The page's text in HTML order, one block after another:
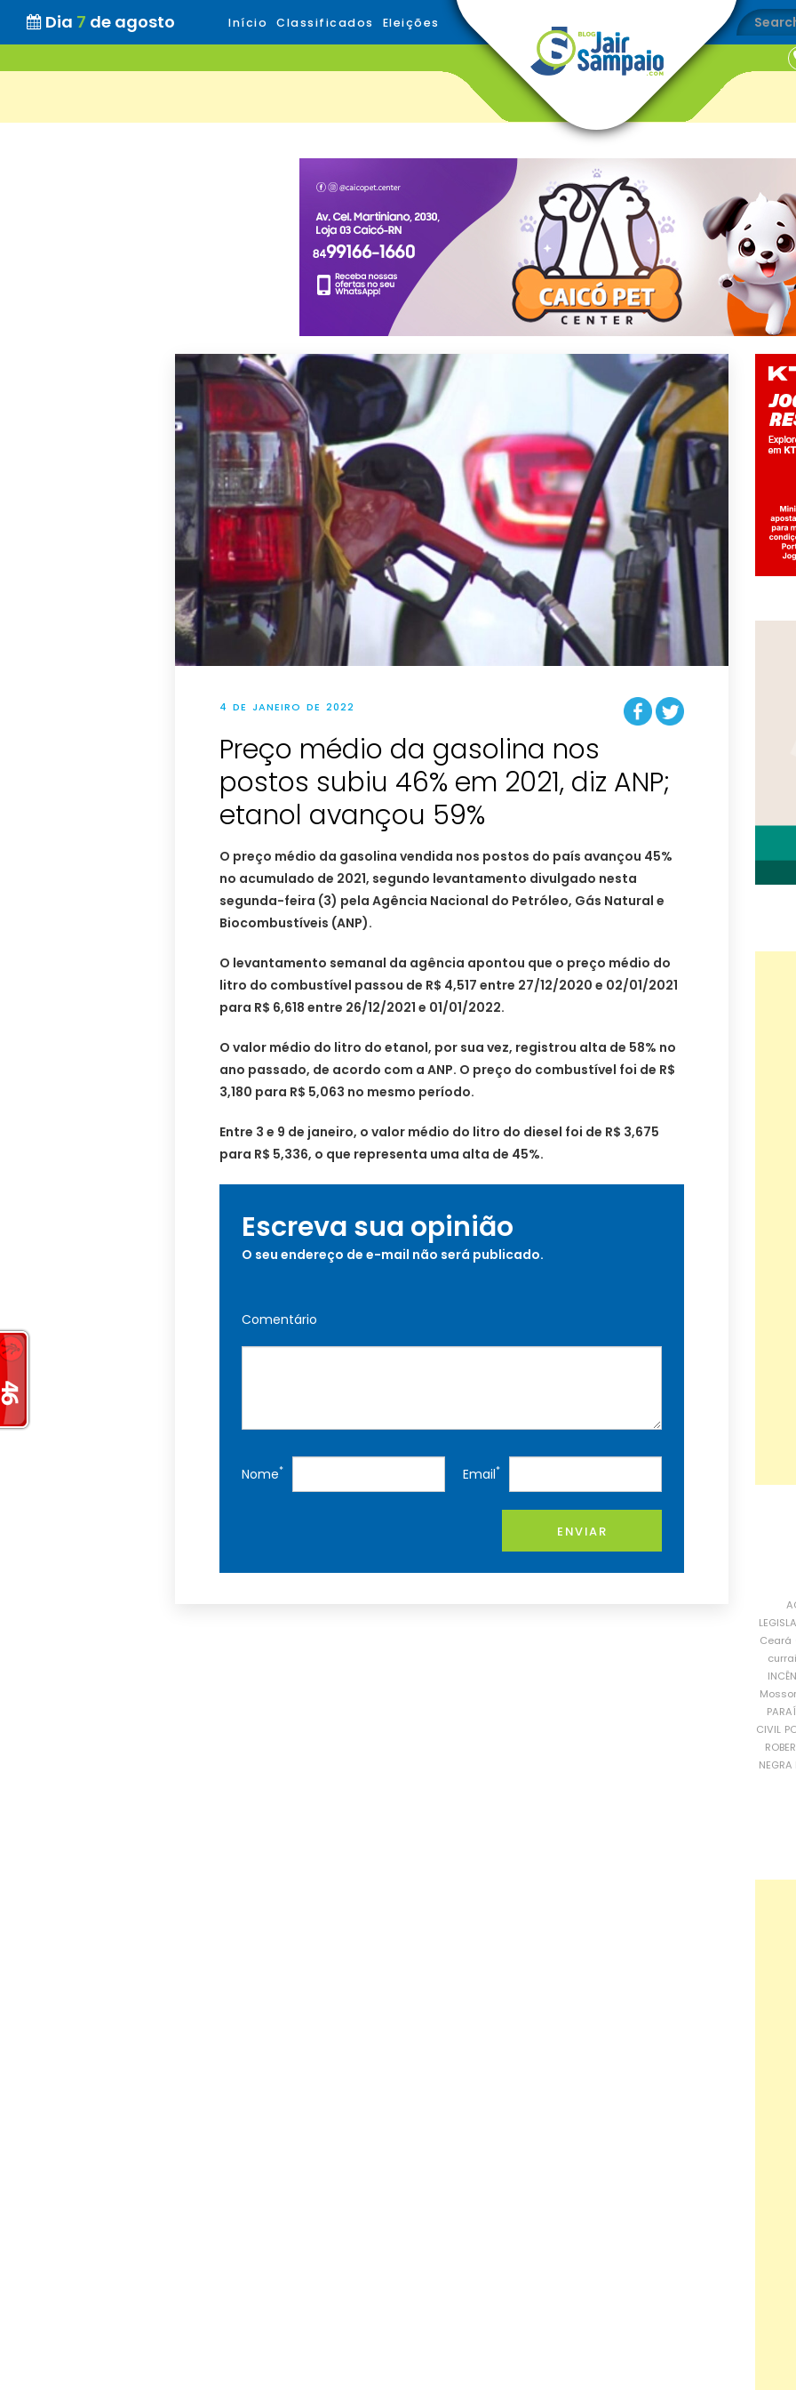
Dia 7 de agosto Início Classificados Eleições
4 DE JANEIRO DE 2022
Preço médio da gasolina nos
postos subiu 46% em 2021, diz ANP;
etanol avançou 59%
O preço médio da gasolina vendida nos postos do país avançou 45%
no acumulado de 2021, segundo levantamento divulgado nesta
segunda-feira (3) pela Agência Nacional do Petróleo, Gás Natural e
Biocombustíveis (ANP).
O levantamento semanal da agência apontou que o preço médio do
litro do combustível passou de R$ 4,517 entre 27/12/2020 e 02/01/2021
para R$ 6,618 entre 26/12/2021 e 01/01/2022.
O valor médio do litro do etanol, por sua vez, registrou alta de 58% no
ano passado, de acordo com a ANP. O preço do combustível foi de R$
3,180 para R$ 5,063 no mesmo período.
Entre 3 e 9 de janeiro, o valor médio do litro do diesel foi de R$ 3,675
para R$ 5,336, o que representa uma alta de 45%.
Escreva sua opinião
O seu endereço de e-mail não será publicado.
Comentário
Nome* Email*
ENVIAR
Ceará
CIVIL
NEGRA